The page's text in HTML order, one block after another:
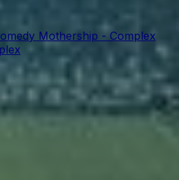
Mothership - Complex